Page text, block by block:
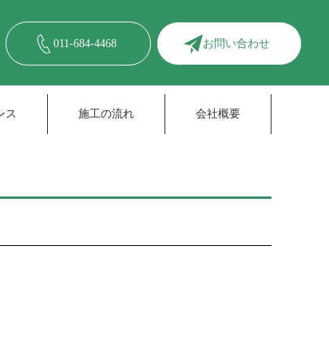
011-684-4468 お問い合わせ
ス 施工の流れ 会社概要